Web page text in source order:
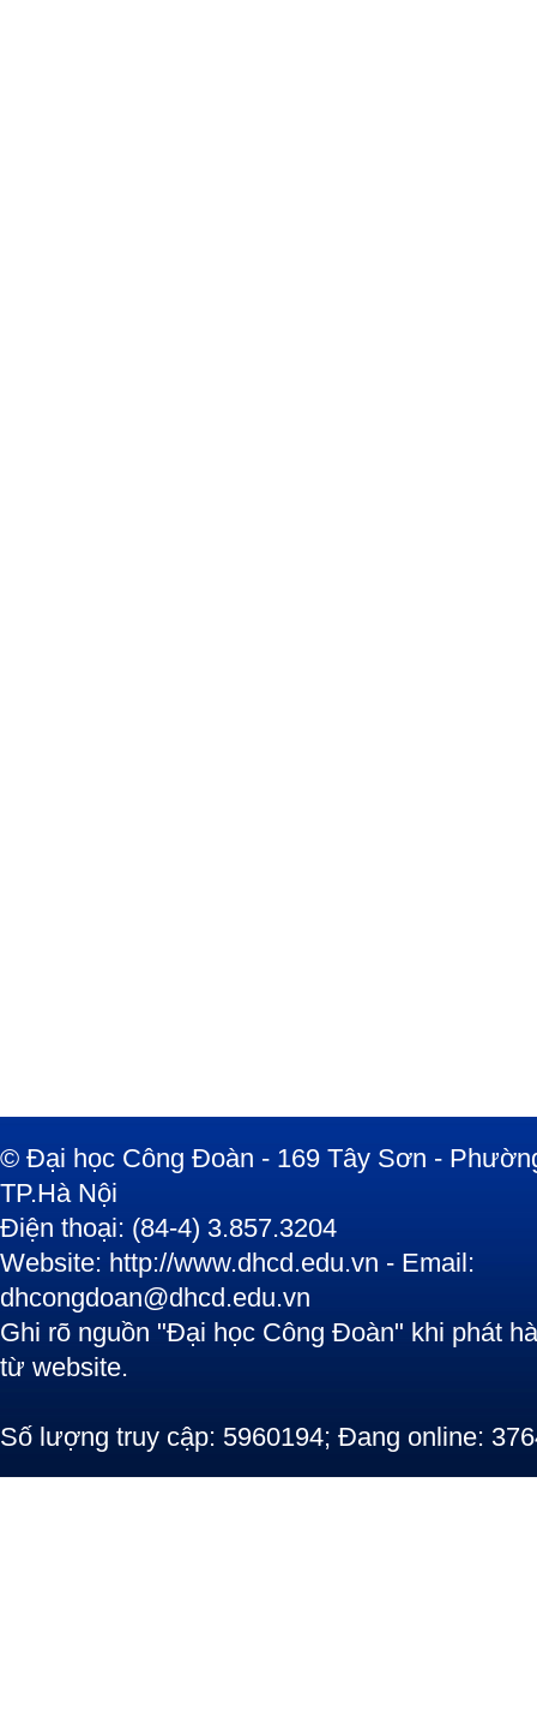
© Đại học Công Đoàn - 169 Tây Sơn -
TP.Hà Nội
Điện thoại: (84-4) 3.857.3204
Website: http://www.dhcd.edu.vn - Email:
dhcongdoan@dhcd.edu.vn
Ghi rõ nguồn "Đại học Công Đoàn" khi phát
từ website.
Số lượng truy cập: 5960194; Đang online: